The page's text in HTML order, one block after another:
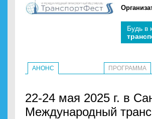
Будь в
АНОНС ПРОГРАММА
22-24 мая 2025 г. в
Международный